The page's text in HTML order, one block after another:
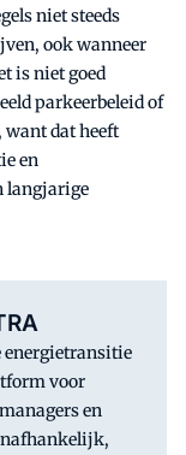
niet steeds
ook wanneer
is niet goed
parkeerbeleid of
want dat heeft
en
langjarige
energietransitie
voor
en